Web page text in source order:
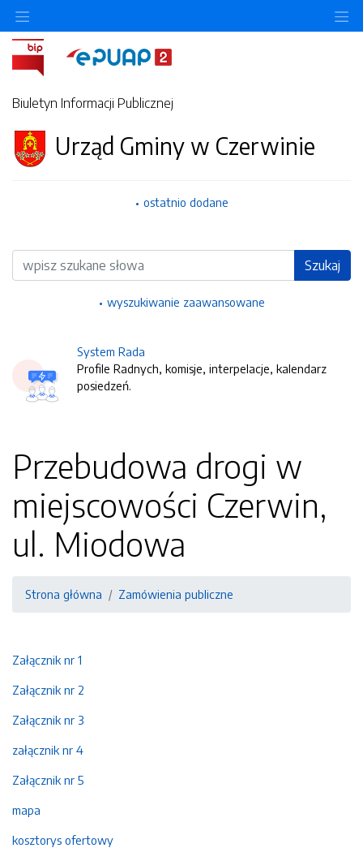
Biuletyn Informacji Publicznej
Urząd Gminy w Czerwinie
ostatnio dodane
Wyszukiwarka Szukaj
wyszukiwanie zaawansowane
System Rada
Profile Radnych, komisje, interpelacje, kalendarz
posiedzeń.
Przebudowa drogi w
miejscowości Czerwin,
ul. Miodowa
Strona główna Zamówienia publiczne
Załącznik nr 1
Załącznik nr 2
Załącznik nr 3
załącznik nr 4
Załącznik nr 5
mapa
kosztorys ofertowy